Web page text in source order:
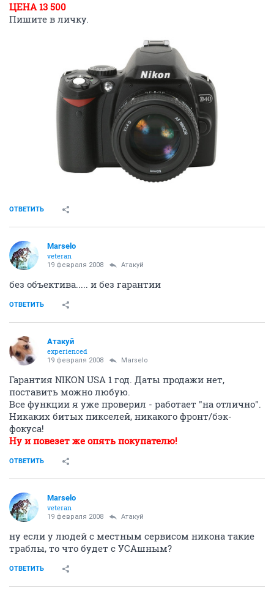
ЦЕНА 13 500
Пишите в личку.
ОТВЕТИТЬ
Marselo
veteran
19 февраля 2008 Атакуй
без объектива..... и без гарантии
ОТВЕТИТЬ
Атакуй
experienced
19 февраля 2008 Marselo
Гарантия NIKON USA 1 год. Даты продажи нет,
поставить можно любую.
Все функции я уже проверил - работает "на отлично".
Никаких битых пикселей, никакого фронт/бэк-
фокуса!
Ну и повезет же опять покупателю!
ОТВЕТИТЬ
Marselo
veteran
19 февраля 2008 Атакуй
ну если у людей с местным сервисом никона такие
траблы, то что будет с УСАшным?
ОТВЕТИТЬ